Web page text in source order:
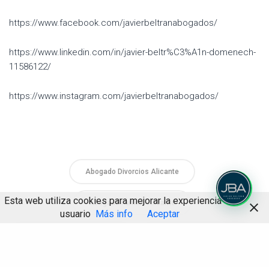
https://www.facebook.com/javierbeltranabogados/
https://www.linkedin.com/in/javier-beltr%C3%A1n-domenech-
11586122/
https://www.instagram.com/javierbeltranabogados/
Abogado Divorcios Alicante
Abogado Familia Alicante
Esta web utiliza cookies para mejorar la experiencia de
usuario Más info Aceptar